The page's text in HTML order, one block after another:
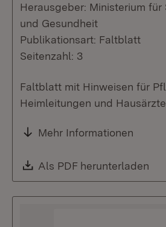
Herausgeber: Ministerium
und Gesundheit
Publikationsart: Faltblatt
Seitenzahl: 3
Faltblatt mit Hinweisen für
Heimleitungen und Hausärzte.
Mehr Informationen
Download:
Als PDF herunterladen